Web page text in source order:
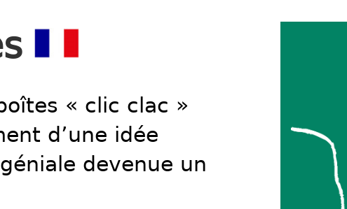
« clic clac »
d’une idée
devenue un